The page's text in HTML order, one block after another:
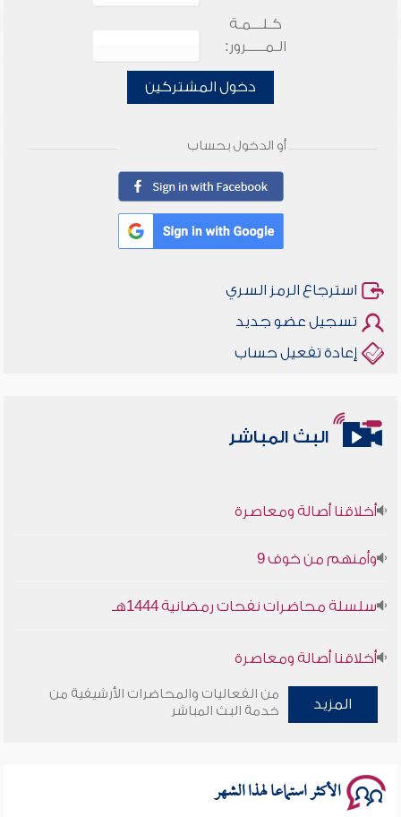
كـلـــمـة
الـمـــــرور:
دخول المشتركين
أو الدخول بحساب
استرجاع الرمز السري
تسجيل عضو جديد
إعادة تفعيل حساب
البث المباشر
أخلاقنا أصالة ومعاصرة
وأمنهم من خوف 9
سلسلة محاضرات نفحات رمضانية 1444هـ
أخلاقنا أصالة ومعاصرة
وأمنهم من خوف 9
المزيد
من الفعاليات والمحاضرات الأرشيفية من
خدمة البث المباشر
الأكثر استماعا لهذا الشهر